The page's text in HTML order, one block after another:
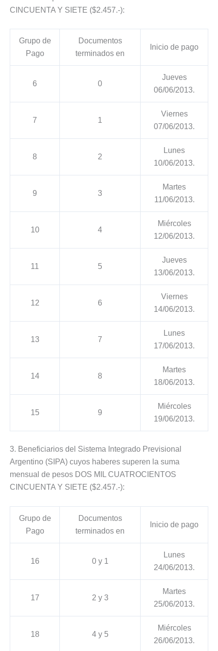
CINCUENTA Y SIETE ($2.457.-):
Grupo de
Pago
Documentos
terminados en
Inicio de pago
6 0
Jueves
06/06/2013.
7 1
Viernes
07/06/2013.
8 2
Lunes
10/06/2013.
9 3
Martes
11/06/2013.
10 4
Miércoles
12/06/2013.
11 5
Jueves
13/06/2013.
12 6
Viernes
14/06/2013.
13 7
Lunes
17/06/2013.
14 8
Martes
18/06/2013.
15 9
Miércoles
19/06/2013.
3. Beneficiarios del Sistema Integrado Previsional
Argentino (SIPA) cuyos haberes superen la suma
mensual de pesos DOS MIL CUATROCIENTOS
CINCUENTA Y SIETE ($2.457.-):
Grupo de
Pago
Documentos
terminados en
Inicio de pago
16 0 y 1
Lunes
24/06/2013.
17 2 y 3
Martes
25/06/2013.
18 4 y 5
Miércoles
26/06/2013.